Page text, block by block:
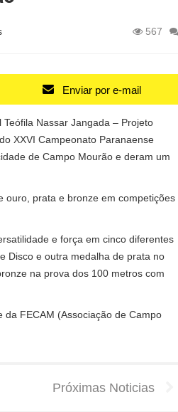
567
Enviar por e-mail
Nassar Jangada – Projeto
XXVI Campeonato Paranaense
de Campo Mourão e deram um
ouro, prata e bronze em competições
e força em cinco diferentes
Disco e outra medalha de prata no
na prova dos 100 metros com
FECAM (Associação de Campo
Próximas Noticias